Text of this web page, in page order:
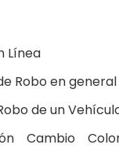
Línea
Robo en general
de un
Cambio